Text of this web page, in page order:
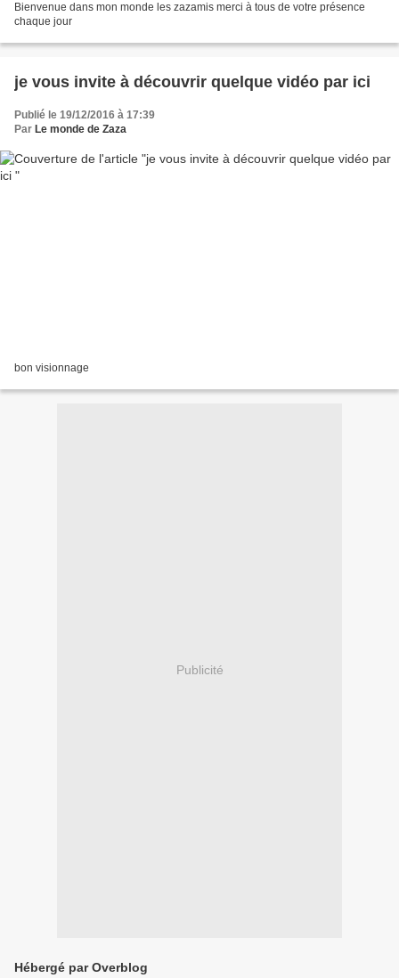
Bienvenue dans mon monde les zazamis merci à tous de votre présence
chaque jour
je vous invite à découvrir quelque vidéo par ici
Publié le 19/12/2016 à 17:39
Par Le monde de Zaza
bon visionnage
Publicité
Hébergé par Overblog